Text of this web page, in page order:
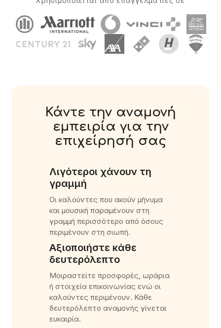
Κάντε την αναμονή
εμπειρία για την
επιχείρησή σας
Λιγότεροι χάνουν τη
γραμμή
Οι καλούντες που ακούν μήνυμα
και μουσική παραμένουν στη
γραμμή περισσότερο από όσους
περιμένουν στη σιωπή.
Αξιοποιήστε κάθε
δευτερόλεπτο
Μοιραστείτε προσφορές, ωράρια
ή στοιχεία επικοινωνίας ενώ οι
καλούντες περιμένουν. Κάθε
δευτερόλεπτο αναμονής γίνεται
ευκαιρία.